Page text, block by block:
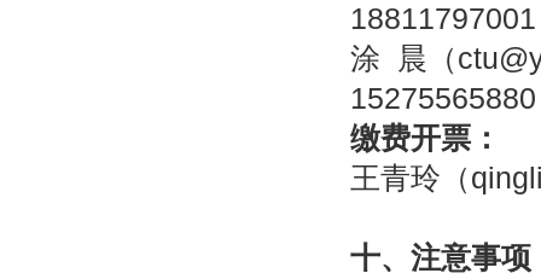
18811797001
涂 晨（
15275565880
缴费开票：
王青玲（
十、注意事项